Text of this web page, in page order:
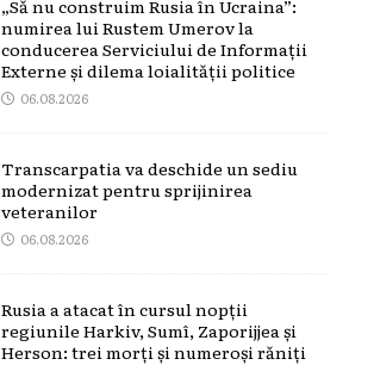
„Să nu construim Rusia în Ucraina”:
numirea lui Rustem Umerov la
conducerea Serviciului de Informații
Externe și dilema loialității politice
06.08.2026
Transcarpatia va deschide un sediu
modernizat pentru sprijinirea
veteranilor
06.08.2026
Rusia a atacat în cursul nopții
regiunile Harkiv, Sumî, Zaporijjea și
Herson: trei morți și numeroși răniți